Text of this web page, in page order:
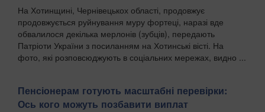
На Хотинщині, Чернівецькох області, продовжує
продовжується руйнування муру фортеці, наразі вде
обвалилося декілька мерлонів (зубців), передають
Патріоти України з посиланням на Хотинські вісті. На
фото, які розповсюджують в соціальних мережах, видно ...
Пенсіонерам готують масштабні перевірки:
Ось кого можуть позбавити виплат